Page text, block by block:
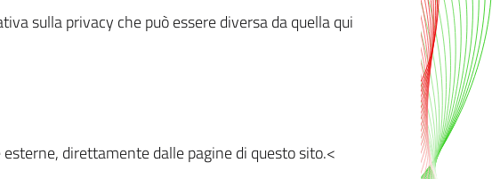
sulla privacy che può essere diversa da quella qui
direttamente dalle pagine di questo sito.<